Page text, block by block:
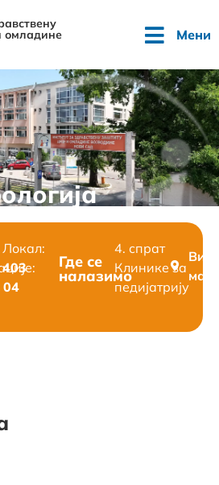
омладине Мени
04
Локал:
403
Где се
налазимо
4. спрат
Клинике за
педијатрију